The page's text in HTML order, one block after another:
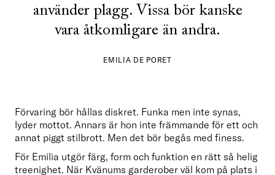
använder plagg. Vissa bör kanske
vara åtkomligare än andra.
EMILIA DE PORET
Förvaring bör hållas diskret. Funka men inte synas,
lyder mottot. Annars är hon inte främmande för ett och
För Emilia utgör färg, form och funktion en rätt så helig
treenighet. När Kvänums garderober väl kom på plats i